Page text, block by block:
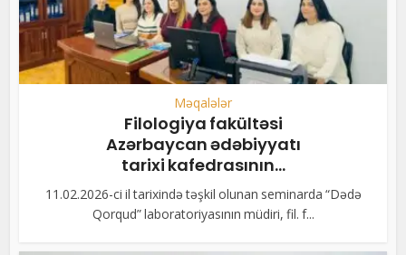
Məqalələr
Filologiya fakültəsi
Azərbaycan ədəbiyyatı
tarixi kafedrasının...
11.02.2026-ci il tarixində təşkil olunan seminarda “Dədə
Qorqud” laboratoriyasının müdiri, fil. f...